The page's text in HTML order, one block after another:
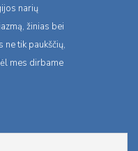
narių
žinias bei
tik paukščių,
mes dirbame